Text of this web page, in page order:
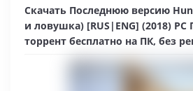
Скачать Последнюю версию
и ловушка) [RUS|ENG] (2018) PC
торрент бесплатно на ПК, без